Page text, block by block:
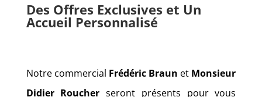
Des Offres Exclusives et Un
Accueil Personnalisé
Notre commercial Frédéric Braun et Monsieur
Didier Roucher seront présents pour vous